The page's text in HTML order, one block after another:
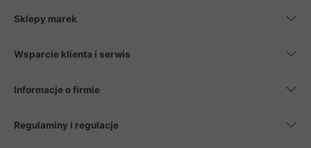
Sklepy marek
Wsparcie klienta i serwis
Informacje o firmie
Regulaminy i regulacje